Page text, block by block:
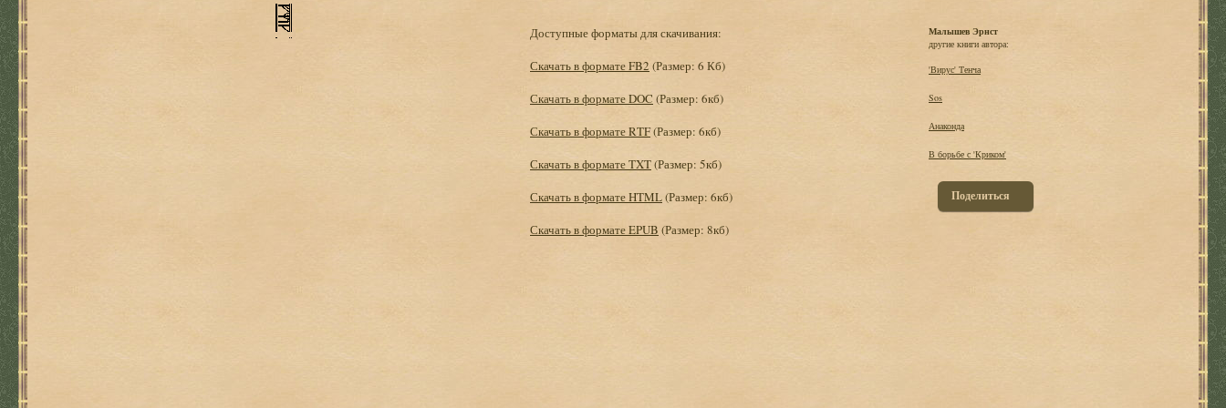
Доступные форматы для скачивания:
Скачать в формате FB2 (Размер: 6 Кб)
Скачать в формате DOC (Размер: 6кб)
Скачать в формате RTF(Размер: 6кб)
Скачать в формате TXT(Размер: 5кб)
Скачать в формате HTML(Размер: 6кб)
Скачать в формате EPUB (Размер: 8кб)
Малышев Эрнст
другие книги автора:
'Вирус' Тенча
Sos
Анаконда
В борьбе с 'Криком'
Поделиться